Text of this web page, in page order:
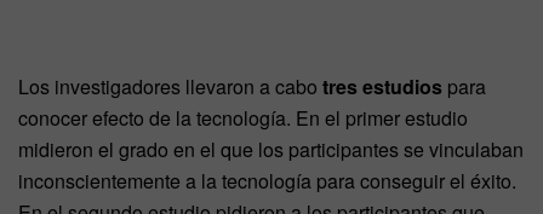
Los investigadores llevaron a cabo tres estudios para
conocer efecto de la tecnología. En el primer estudio
midieron el grado en el que los participantes se vinculaban
inconscientemente a la tecnología para conseguir el éxito.